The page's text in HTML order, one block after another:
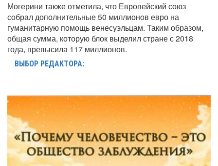
Могерини также отметила, что Европейский союз
собрал дополнительные 50 миллионов евро на
гуманитарную помощь венесуэльцам. Таким образом,
общая сумма, которую блок выделил стране с 2018
года, превысила 117 миллионов.
ВЫБОР РЕДАКТОРА: